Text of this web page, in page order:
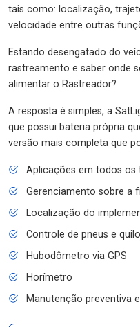
tais como: localização,
velocidade entre outras
Estando desengatado do
rastreamento e saber onde
alimentar o Rastreador?
A resposta é simples, a
que possui bateria própria
versão mais completa que
Aplicações em todos os
Gerenciamento sobre a
Localização do
Controle de pneus e
Hubodômetro via GPS
Horímetro
Manutenção preventiva